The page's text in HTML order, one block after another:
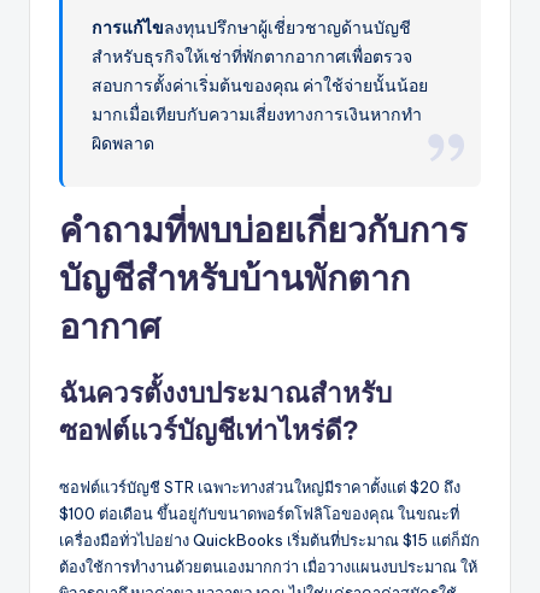
การแก้ไขลงทุนปรึกษาผู้เชี่ยวชาญด้านบัญชี
สำหรับธุรกิจให้เช่าที่พักตากอากาศเพื่อตรวจ
สอบการตั้งค่าเริ่มต้นของคุณ ค่าใช้จ่ายนั้นน้อย
มากเมื่อเทียบกับความเสี่ยงทางการเงินหากทำ
ผิดพลาด
คำถามที่พบบ่อยเกี่ยวกับการ
บัญชีสำหรับบ้านพักตาก
อากาศ
ฉันควรตั้งงบประมาณสำหรับ
ซอฟต์แวร์บัญชีเท่าไหร่ดี?
ซอฟต์แวร์บัญชี STR เฉพาะทางส่วนใหญ่มีราคาตั้งแต่ $20 ถึง
$100 ต่อเดือน ขึ้นอยู่กับขนาดพอร์ตโฟลิโอของคุณ ในขณะที่
เครื่องมือทั่วไปอย่าง QuickBooks เริ่มต้นที่ประมาณ $15 แต่ก็มัก
ต้องใช้การทำงานด้วยตนเองมากกว่า เมื่อวางแผนงบประมาณ ให้